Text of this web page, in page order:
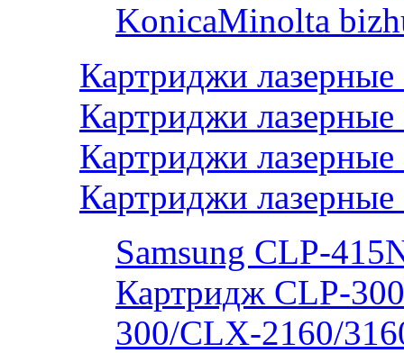
KonicaMinolta
Картриджи
Картриджи лазерные
Картриджи лазерные
Картриджи лазерные
Samsung CLP-
Картридж CLP-
300/CLX-2160/